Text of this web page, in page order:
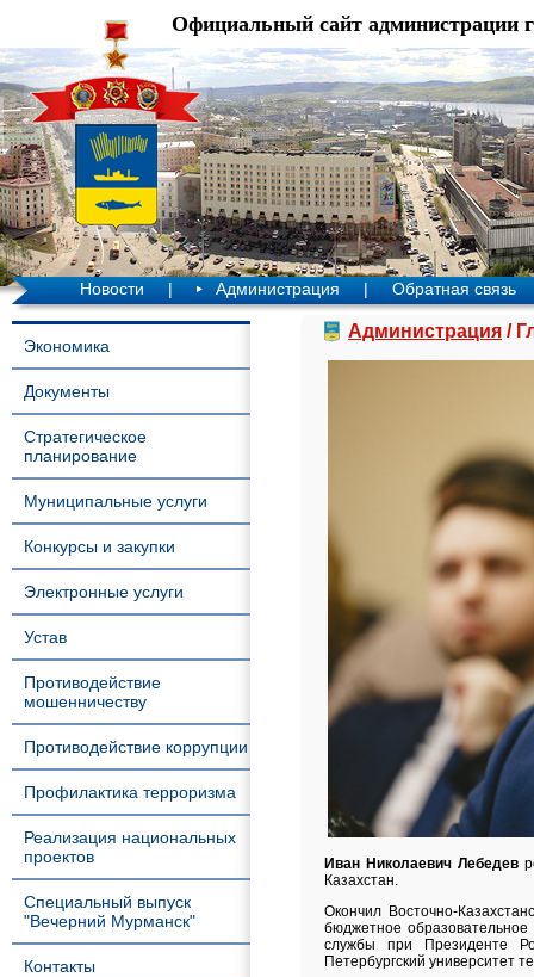
Официальный сайт администрации
Новости | Администрация | Обратная связь
Экономика
Документы
Стратегическое
планирование
Муниципальные услуги
Конкурсы и закупки
Электронные услуги
Устав
Противодействие
мошенничеству
Противодействие коррупции
Профилактика терроризма
Реализация национальных
проектов
Специальный выпуск
"Вечерний Мурманск"
Контакты
Администрация /
Иван Николаевич Лебедев
Казахстан.
Окончил Восточно-
бюджетное образовательное
службы при Президенте
Петербургский университет